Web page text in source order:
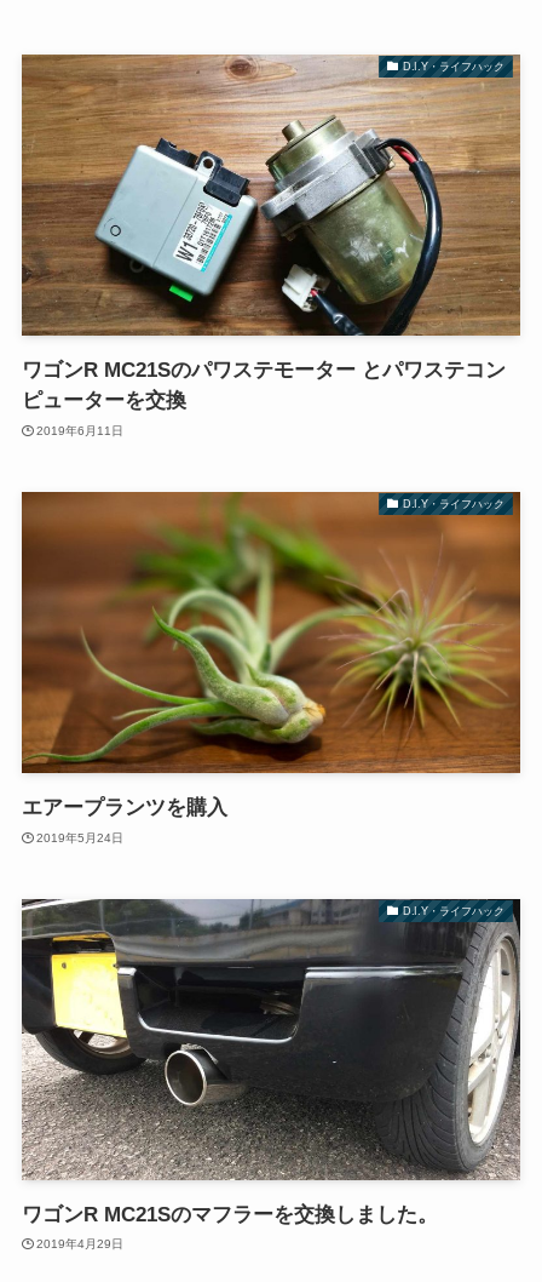
D.I.Y・ライフハック
ワゴンR MC21Sのパワステモーター とパワステコン
ピューターを交換
2019年6月11日
D.I.Y・ライフハック
エアープランツを購入
2019年5月24日
D.I.Y・ライフハック
ワゴンR MC21Sのマフラーを交換しました。
2019年4月29日